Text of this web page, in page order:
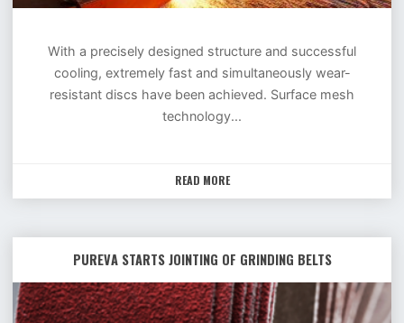
With a precisely designed structure and successful
cooling, extremely fast and simultaneously wear-
resistant discs have been achieved. Surface mesh
technology...
READ MORE"NEW
XR5
CUTTING
DISC
SERIE"
Pureva
starts
PUREVA STARTS JOINTING OF GRINDING BELTS